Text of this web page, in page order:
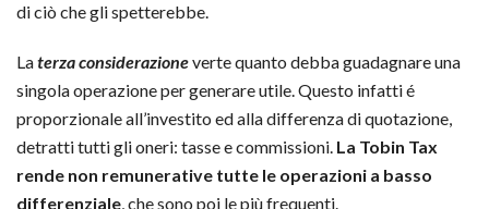
di ciò che gli spetterebbe.
Laterza considerazioneverte quanto debba guadagnare una
singola operazione per generare utile. Questo infatti é
proporzionale all’investito ed alla differenza di quotazione,
detratti tutti gli oneri: tasse e commissioni. La Tobin Tax
rende non remunerative tutte le operazioni a basso
differenziale, che sono poi le più frequenti.